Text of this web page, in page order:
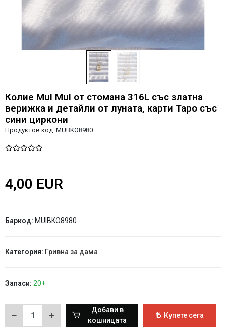
Колие MuI MuI от стомана 316L със златна
верижка и детайли от луната, карти Таро със
сини циркони
Продуктов код: MUBKO8980
4,00 EUR
Баркод: MUIBKO8980
Категория: Гривна за дама
Запаси: 20+
Добави в
кошницата
Купете сега